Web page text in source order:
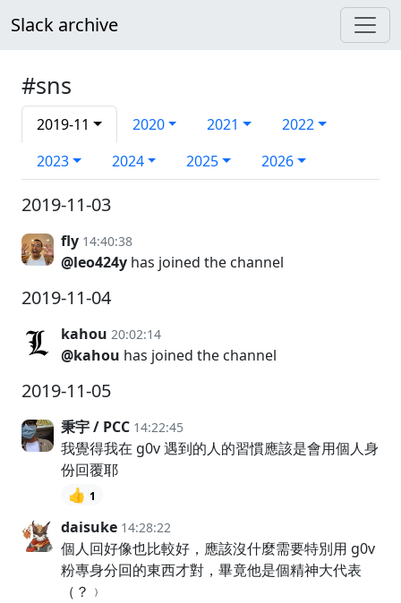
Slack archive
#sns
2019-11 2020 2021
2022
2023
2024 2025 2026
2019-11-03
fly 14:40:38
@leo424y has joined the channel
2019-11-04
kahou 20:02:14
@kahou has joined the channel
2019-11-05
秉宇 / PCC 14:22:45
我覺得我在 g0v 遇到的人的習慣應該是會用個人身
份回覆耶
👍 1
daisuke 14:28:22
個人回好像也比較好，應該沒什麼需要特別用 g0v
粉專身分回的東西才對，畢竟他是個精神大代表
（？﹚